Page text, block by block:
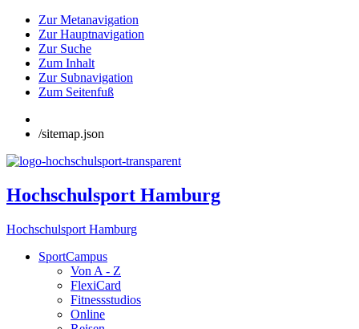
Zur Metanavigation
Zur Hauptnavigation
Zur Suche
Zum Inhalt
Zur Subnavigation
Zum Seitenfuß
/sitemap.json
Hochschulsport Hamburg
Hochschulsport Hamburg
SportCampus
Von A - Z
FlexiCard
Fitnessstudios
Online